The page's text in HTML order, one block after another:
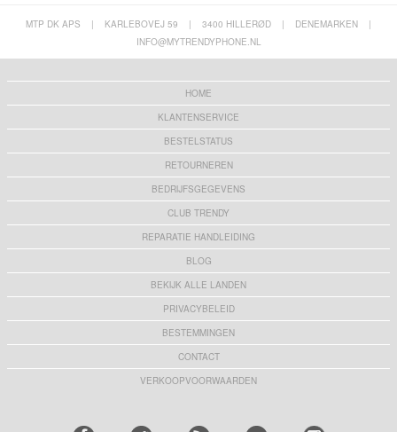
MTP DK APS | KARLEBOVEJ 59 | 3400 HILLERØD | DENEMARKEN
|
INFO@MYTRENDYPHONE.NL
HOME
KLANTENSERVICE
BESTELSTATUS
RETOURNEREN
BEDRIJFSGEGEVENS
CLUB TRENDY
REPARATIE HANDLEIDING
BLOG
BEKIJK ALLE LANDEN
PRIVACYBELEID
BESTEMMINGEN
CONTACT
VERKOOPVOORWAARDEN